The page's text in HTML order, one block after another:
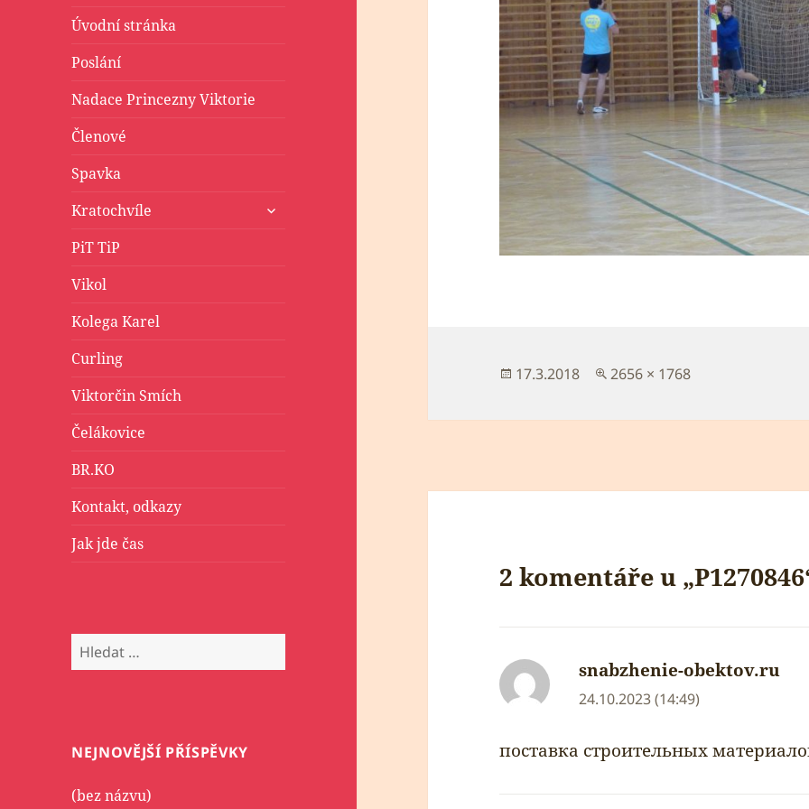
Úvodní stránka
Poslání
Nadace Princezny Viktorie
Členové
Spavka
Kratochvíle
zobrazit
PiT TiP
Vikol
Kolega Karel
Curling
Viktorčin Smích
Čelákovice
BR.KO
Kontakt, odkazy
Jak jde čas
Vyhledávání
NEJNOVĚJŠÍ PŘÍSPĚVKY
(bez názvu)
Publikováno:
17.3.2018
Původní
2656 × 1768
2 komentáře u
snabzhenie-obektov.ru
24.10.2023 (14:49)
поставка строительных